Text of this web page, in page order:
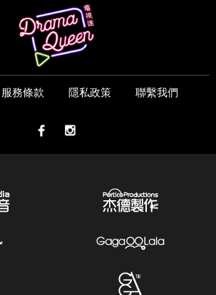
服務條款 隱私政策 聯繫我們